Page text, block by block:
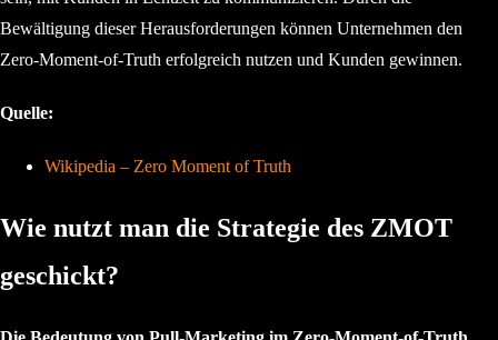
Bewältigung dieser Herausforderungen können Unternehmen den
Zero-Moment-of-Truth erfolgreich nutzen und Kunden gewinnen.
Quelle:
Wikipedia – Zero Moment of Truth
Wie nutzt man die Strategie des ZMOT
geschickt?